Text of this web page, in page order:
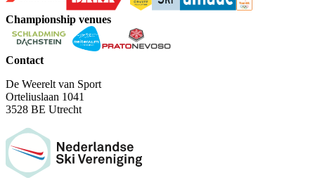
Championship venues
Contact
De Weerelt van Sport
Orteliuslaan 1041
3528 BE Utrecht